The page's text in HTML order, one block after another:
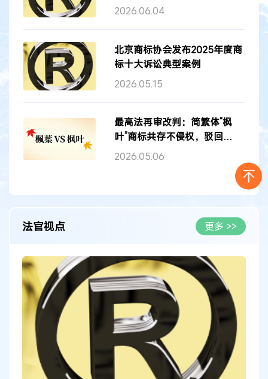
2026.06.04
北京商标协会发布2025年度商
标十大诉讼典型案例
2026.05.15
最高法再审改判：简繁体“枫
叶”商标共存不侵权，驳回
3000万索赔...
2026.05.06
法官视点 更多 >>